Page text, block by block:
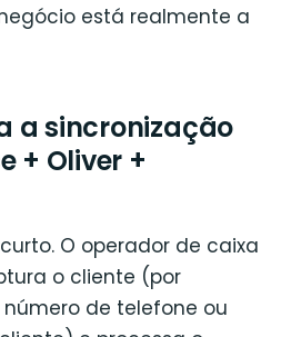
está realmente a
a sincronização
+ Oliver +
O operador de caixa
o cliente (por
de telefone ou